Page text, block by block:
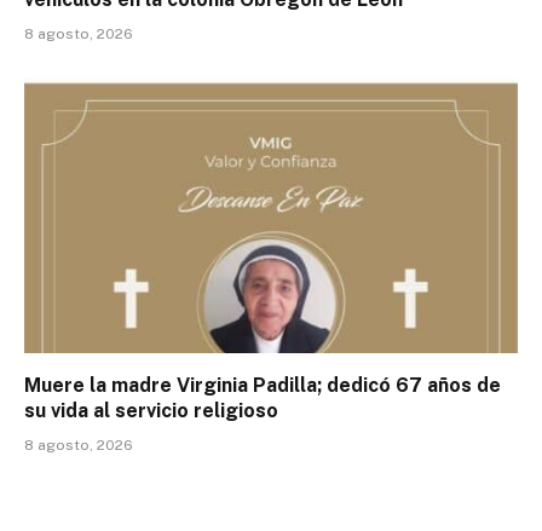
8 agosto, 2026
Muere la madre Virginia Padilla; dedicó 67 años de
su vida al servicio religioso
8 agosto, 2026